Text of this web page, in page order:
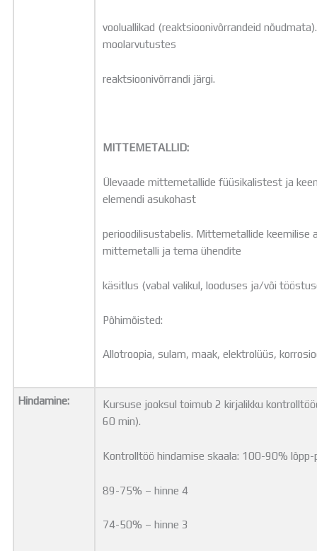
vooluallikad (reaktsioonivõrrandeid
moolarvutustes
reaktsioonivõrrandi järgi.
MITTEMETALLID:
Ülevaade mittemetallide füüsikalistest ja
elemendi asukohast
perioodilisustabelis. Mittemetallide keemilise
mittemetalli ja tema ühendite
käsitlus (vabal valikul, looduses ja/või
Põhimõisted:
Allotroopia, sulam, maak, elektrolüüs,
Hindamine:
Kursuse jooksul toimub 2 kirjalikku
60 min).
Kontrolltöö hindamise skaala: 100-90%
89-75% – hinne 4
74-50% – hinne 3